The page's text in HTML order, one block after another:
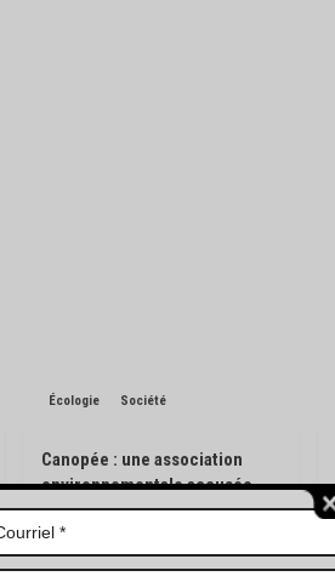
Écologie Société
Canopée : une association
environnementale accusée
d’avoir pisté des engins
forestiers
Charles de Blondin 0